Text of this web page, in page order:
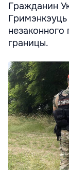
Гражданин
незаконного
границы.